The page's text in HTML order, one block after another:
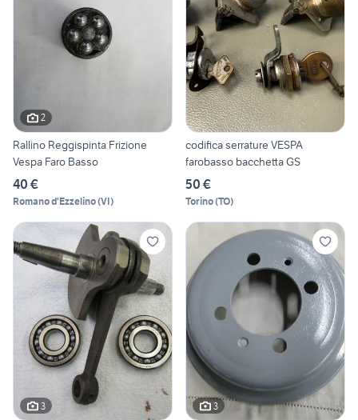
2
Rallino Reggispinta Frizione
Vespa Faro Basso
40 €
Romano d'Ezzelino(VI)
codifica serrature VESPA
farobasso bacchetta GS
50 €
Torino(TO)
3 3